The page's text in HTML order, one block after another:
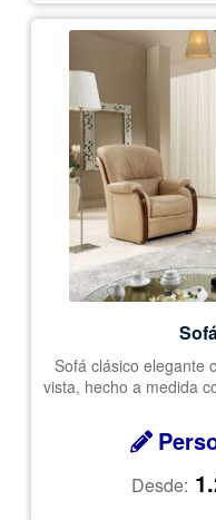
Sofá clásico elegante
vista, hecho a medida
Desde: